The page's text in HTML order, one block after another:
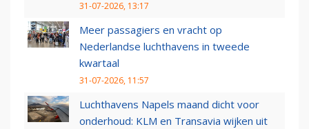
31-07-2026, 13:17
Meer passagiers en vracht op
Nederlandse luchthavens in tweede
kwartaal
31-07-2026, 11:57
Luchthavens Napels maand dicht voor
onderhoud: KLM en Transavia wijken uit